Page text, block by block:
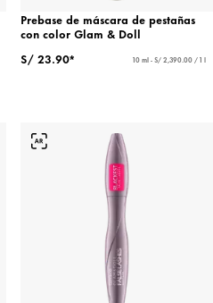
Prebase de máscara de pestañas
con color Glam & Doll
S/ 23.90*
10 ml - S/ 2,390.00 / 1 l